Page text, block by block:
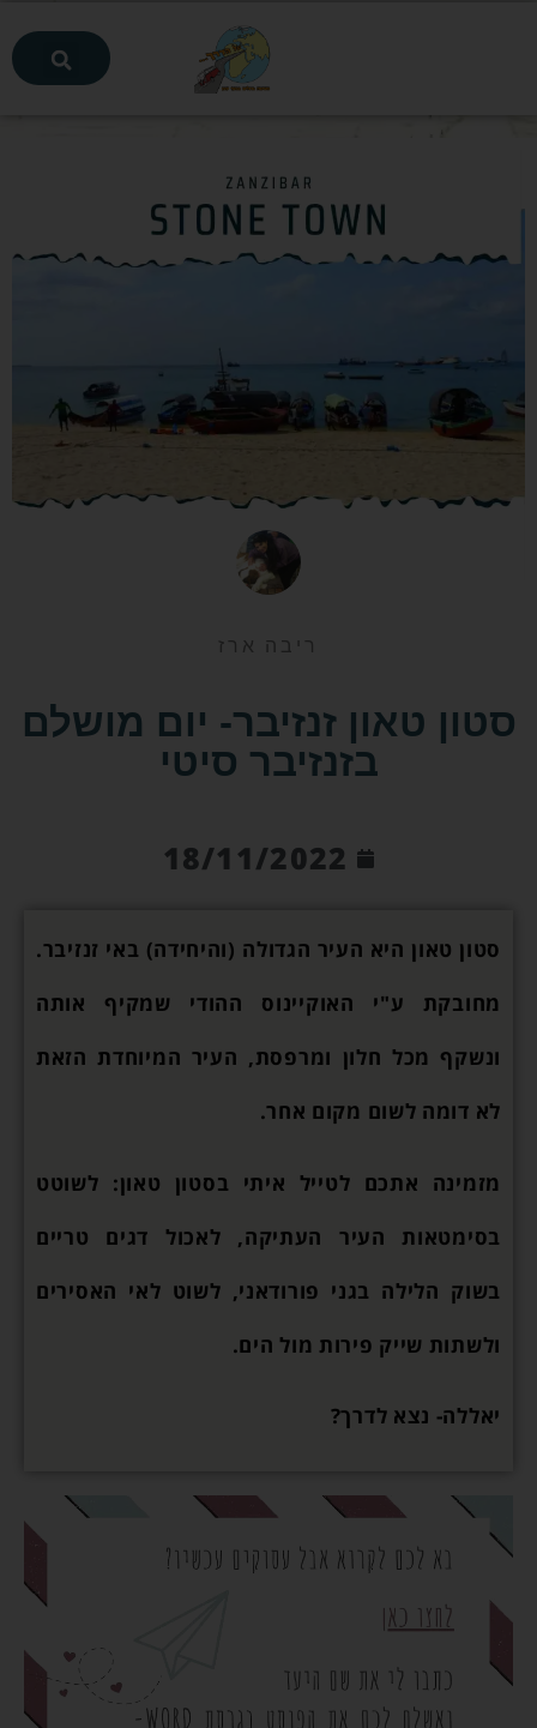
ריבה ארז
סטון טאון זנזיבר- יום מושלם
בזנזיבר סיטי
18/11/2022
סטון טאון היא העיר הגדולה (והיחידה) באי זנזיבר.
מחובקת ע"י האוקיינוס ההודי שמקיף אותה
ונשקף מכל חלון ומרפסת, העיר המיוחדת הזאת
לא דומה לשום מקום אחר.
מזמינה אתכם לטייל איתי בסטון טאון: לשוטט
בסימטאות העיר העתיקה, לאכול דגים טריים
בשוק הלילה בגני פורודאני, לשוט לאי האסירים
ולשתות שייק פירות מול הים.
יאללה- נצא לדרך?